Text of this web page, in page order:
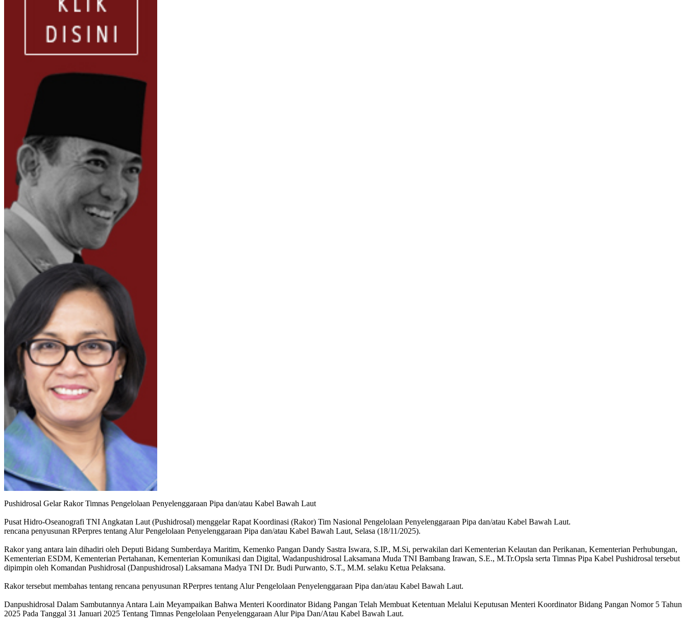
Pushidrosal Gelar Rakor Timnas Pengelolaan Penyelenggaraan Pipa dan/atau Kabel Bawah Laut
Pusat Hidro-Oseanografi TNI Angkatan Laut (Pushidrosal) menggelar Rapat Koordinasi (Rakor) Tim Nasional Pengelolaan Penyelenggaraan Pipa dan/atau Kabel Bawah Laut.
rencana penyusunan RPerpres tentang Alur Pengelolaan Penyelenggaraan Pipa dan/atau Kabel Bawah Laut, Selasa (18/11/2025).
Rakor yang antara lain dihadiri oleh Deputi Bidang Sumberdaya Maritim, Kemenko Pangan Dandy Sastra Iswara, S.IP., M.Si, perwakilan dari Kementerian Kelautan dan Perikanan, Kementerian Perhubungan,
Kementerian ESDM, Kementerian Pertahanan, Kementerian Komunikasi dan Digital, Wadanpushidrosal Laksamana Muda TNI Bambang Irawan, S.E., M.Tr.Opsla serta Timnas Pipa Kabel Pushidrosal tersebut
dipimpin oleh Komandan Pushidrosal (Danpushidrosal) Laksamana Madya TNI Dr. Budi Purwanto, S.T., M.M. selaku Ketua Pelaksana.
Rakor tersebut membahas tentang rencana penyusunan RPerpres tentang Alur Pengelolaan Penyelenggaraan Pipa dan/atau Kabel Bawah Laut.
Danpushidrosal Dalam Sambutannya Antara Lain Meyampaikan Bahwa Menteri Koordinator Bidang Pangan Telah Membuat Ketentuan Melalui Keputusan Menteri Koordinator Bidang Pangan Nomor 5 Tahun
2025 Pada Tanggal 31 Januari 2025 Tentang Timnas Pengelolaan Penyelenggaraan Alur Pipa Dan/Atau Kabel Bawah Laut.